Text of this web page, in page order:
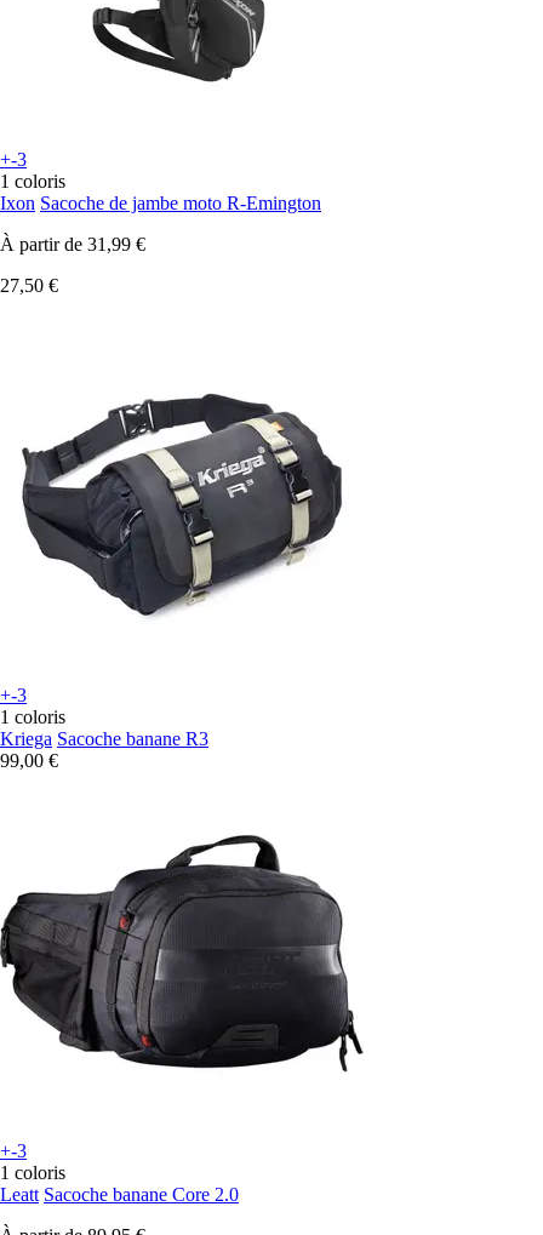
+-3
1 coloris
Ixon Sacoche de jambe moto R-Emington
À partir de 31,99 €
27,50 €
+-3
1 coloris
Kriega Sacoche banane R3
99,00 €
+-3
1 coloris
Leatt Sacoche banane Core 2.0